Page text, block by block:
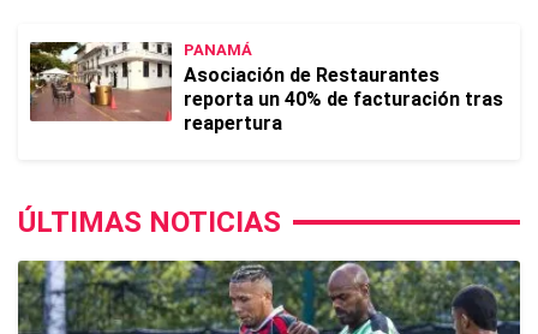
PANAMÁ
Asociación de Restaurantes
reporta un 40% de facturación tras
reapertura
ÚLTIMAS NOTICIAS